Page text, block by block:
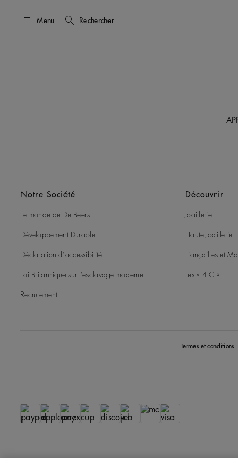
Menu Rechercher
Notre Société
Le monde de De Beers
Développement Durable
Déclaration d’accessibilité
Loi Britannique sur l'esclavage moderne
Recrutement
Découvrir
Joaillerie
Haute Joaillerie
Fiançailles et
Les « 4 C »
Termes et conditions